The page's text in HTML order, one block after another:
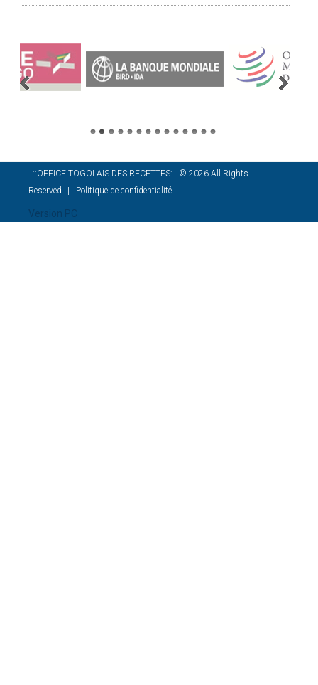
..::OFFICE TOGOLAIS DES RECETTES:.. © 2026 All Rights
Reserved
Politique de confidentialité
Version PC